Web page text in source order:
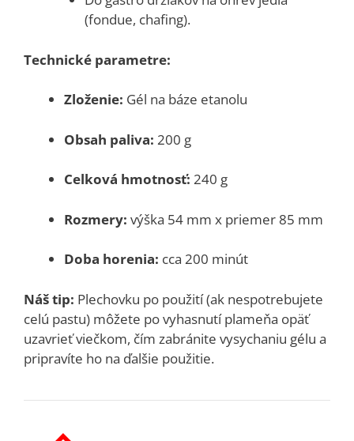
(fondue, chafing).
Technické parametre:
Zloženie: Gél na báze etanolu
Obsah paliva: 200 g
Celková hmotnosť: 240 g
Rozmery: výška 54 mm x priemer 85 mm
Doba horenia: cca 200 minút
Náš tip: Plechovku po použití (ak nespotrebujete
celú pastu) môžete po vyhasnutí plameňa opäť
uzavrieť viečkom, čím zabránite vysychaniu gélu a
pripravíte ho na ďalšie použitie.